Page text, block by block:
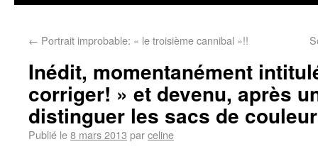
← Portrait improbable: « le troisième cannibal »!!
Inédit, momentanément
corriger! » et devenu, après
distinguer les sacs de
Publié le8 mars 2013 parceline